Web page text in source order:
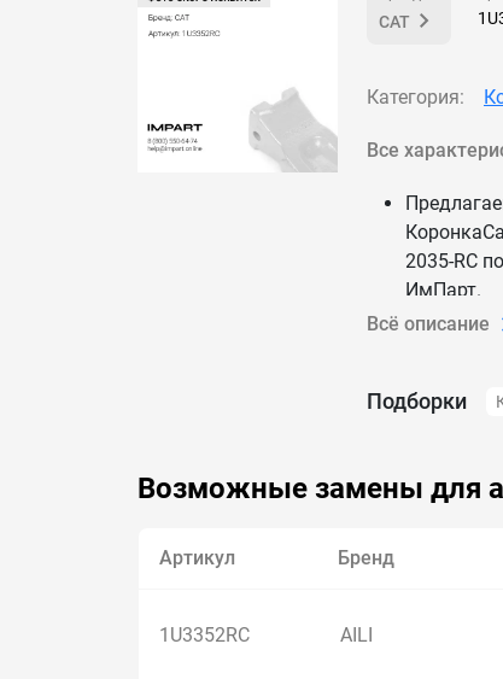
CAT
Категория:
Все
2035-RC
ИмПарт.
Мы
2035-RC
Всё описание
Подборки
Возможные замены для
Артикул Бренд
1U3352RC AILI